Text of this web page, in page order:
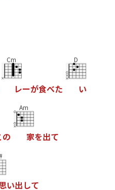
Cm
レーが食べた
D
い
の
Am
家を出て
い出して